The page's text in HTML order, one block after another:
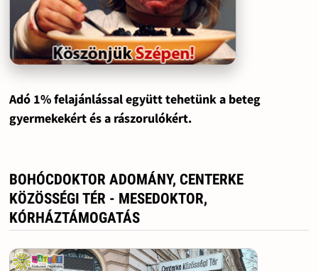
Adó 1% felajánlással együtt tehetünk a beteg
gyermekekért és a rászorulókért.
BOHÓCDOKTOR ADOMÁNY, CENTERKE
KÖZÖSSÉGI TÉR - MESEDOKTOR,
KÓRHÁZTÁMOGATÁS